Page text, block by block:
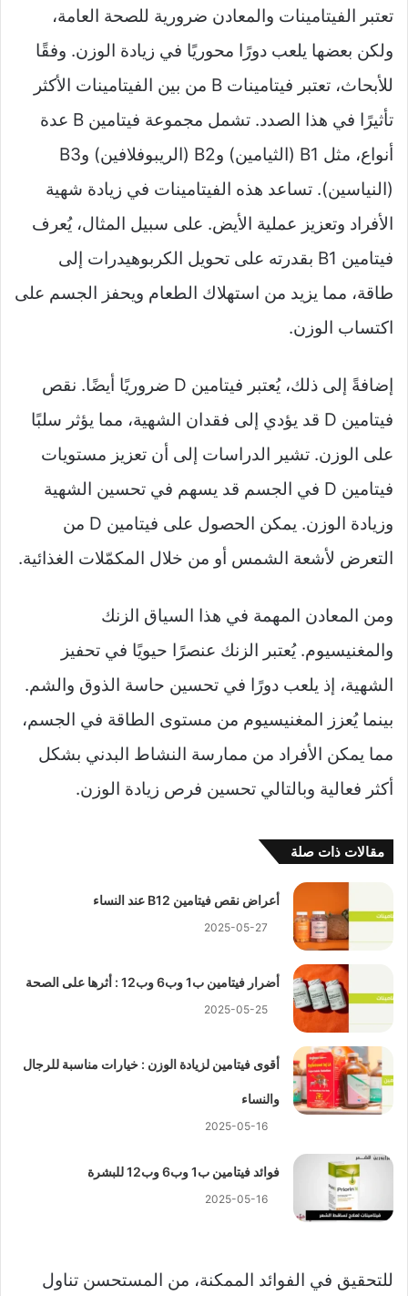
تعتبر الفيتامينات والمعادن ضرورية للصحة العامة،
ولكن بعضها يلعب دورًا محوريًا في زيادة الوزن. وفقًا
للأبحاث، تعتبر فيتامينات B من بين الفيتامينات الأكثر
تأثيرًا في هذا الصدد. تشمل مجموعة فيتامين B عدة
أنواع، مثل B1 (الثيامين) وB2 (الريبوفلافين) وB3
(النياسين). تساعد هذه الفيتامينات في زيادة شهية
الأفراد وتعزيز عملية الأيض. على سبيل المثال، يُعرف
فيتامين B1 بقدرته على تحويل الكربوهيدرات إلى
طاقة، مما يزيد من استهلاك الطعام ويحفز الجسم على
اكتساب الوزن.
إضافةً إلى ذلك، يُعتبر فيتامين D ضروريًا أيضًا. نقص
فيتامين D قد يؤدي إلى فقدان الشهية، مما يؤثر سلبًا
على الوزن. تشير الدراسات إلى أن تعزيز مستويات
فيتامين D في الجسم قد يسهم في تحسين الشهية
وزيادة الوزن. يمكن الحصول على فيتامين D من
التعرض لأشعة الشمس أو من خلال المكمّلات الغذائية.
ومن المعادن المهمة في هذا السياق الزنك
والمغنيسيوم. يُعتبر الزنك عنصرًا حيويًا في تحفيز
الشهية، إذ يلعب دورًا في تحسين حاسة الذوق والشم.
بينما يُعزز المغنيسيوم من مستوى الطاقة في الجسم،
مما يمكن الأفراد من ممارسة النشاط البدني بشكل
أكثر فعالية وبالتالي تحسين فرص زيادة الوزن.
مقالات ذات صلة
أعراض نقص فيتامين B12 عند النساء
2025-05-27
أضرار فيتامين ب1 وب6 وب12 : أثرها على الصحة
2025-05-25
أقوى فيتامين لزيادة الوزن : خيارات مناسبة للرجال
والنساء
2025-05-16
فوائد فيتامين ب1 وب6 وب12 للبشرة
2025-05-16
للتحقيق في الفوائد الممكنة، من المستحسن تناول